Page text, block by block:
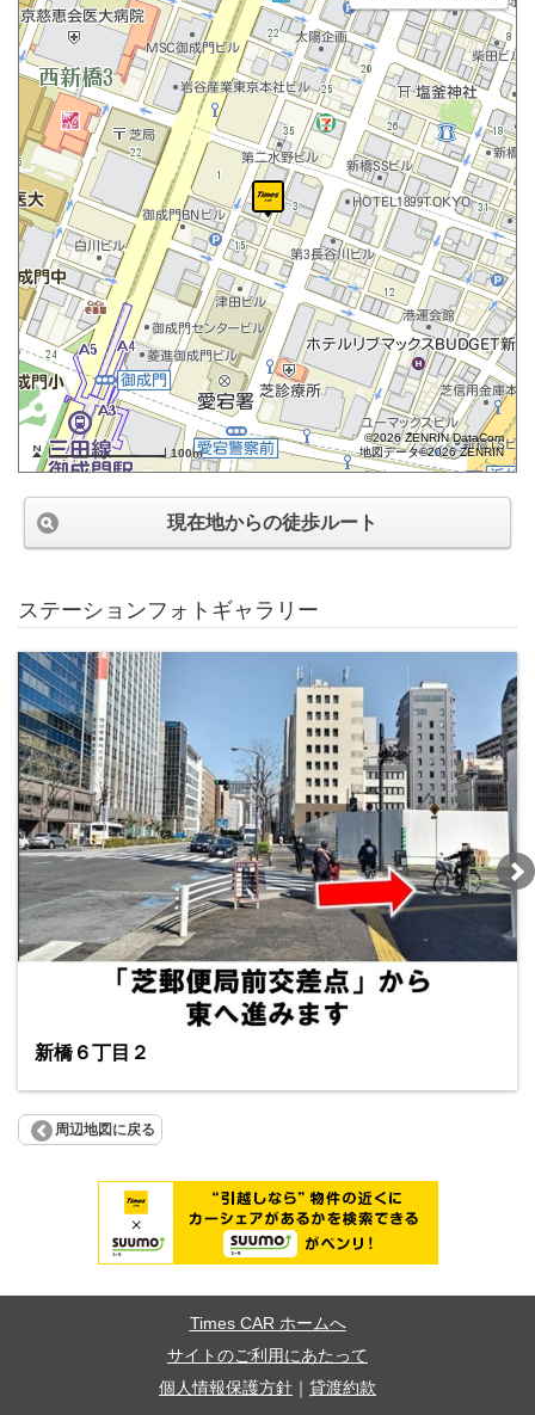
100m
©2026 ZENRIN DataCom
地図データ©2026 ZENRIN
現在地からの徒歩ルート
ステーションフォトギャラリー
新橋６丁目２
周辺地図に戻る
Times CAR ホームへ
サイトのご利用にあたって
個人情報保護方針
貸渡約款